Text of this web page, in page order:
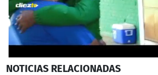
seconds
NOTICIAS RELACIONADAS